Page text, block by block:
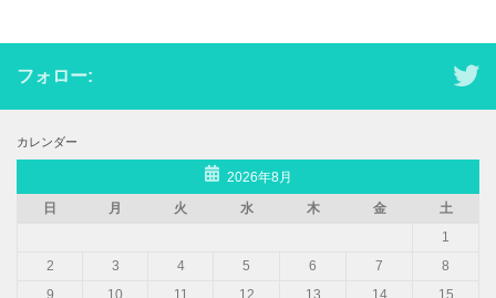
フォロー:
カレンダー
2026年8月
日
月 火 水 木 金
土
1
2
3 4 5 6 7
8
9
10 11 12 13 14
15